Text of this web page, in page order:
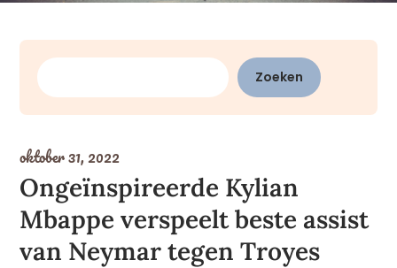
Zoeken
Zoeken
oktober 31, 2022
Ongeïnspireerde Kylian
Mbappe verspeelt beste assist
van Neymar tegen Troyes